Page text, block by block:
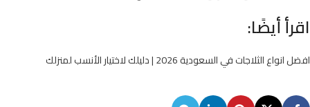
اقرأ أيضًا:
افضل انواع الثلاجات في السعودية 2026 | دليلك لاختيار الأنسب لمنزلك